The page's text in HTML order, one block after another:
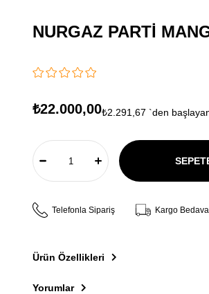
NURGAZ PARTİ
₺22.000,00₺2.291,67 `den
Telefonla Sipariş Kargo Bedava
Ürün Özellikleri
Yorumlar